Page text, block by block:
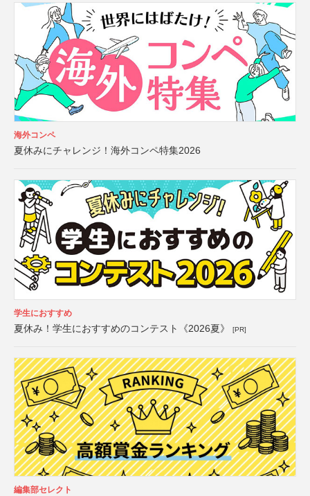
海外コンペ
夏休みにチャレンジ！海外コンペ特集2026
学生におすすめ
夏休み！学生におすすめのコンテスト《2026夏》 [PR]
編集部セレクト